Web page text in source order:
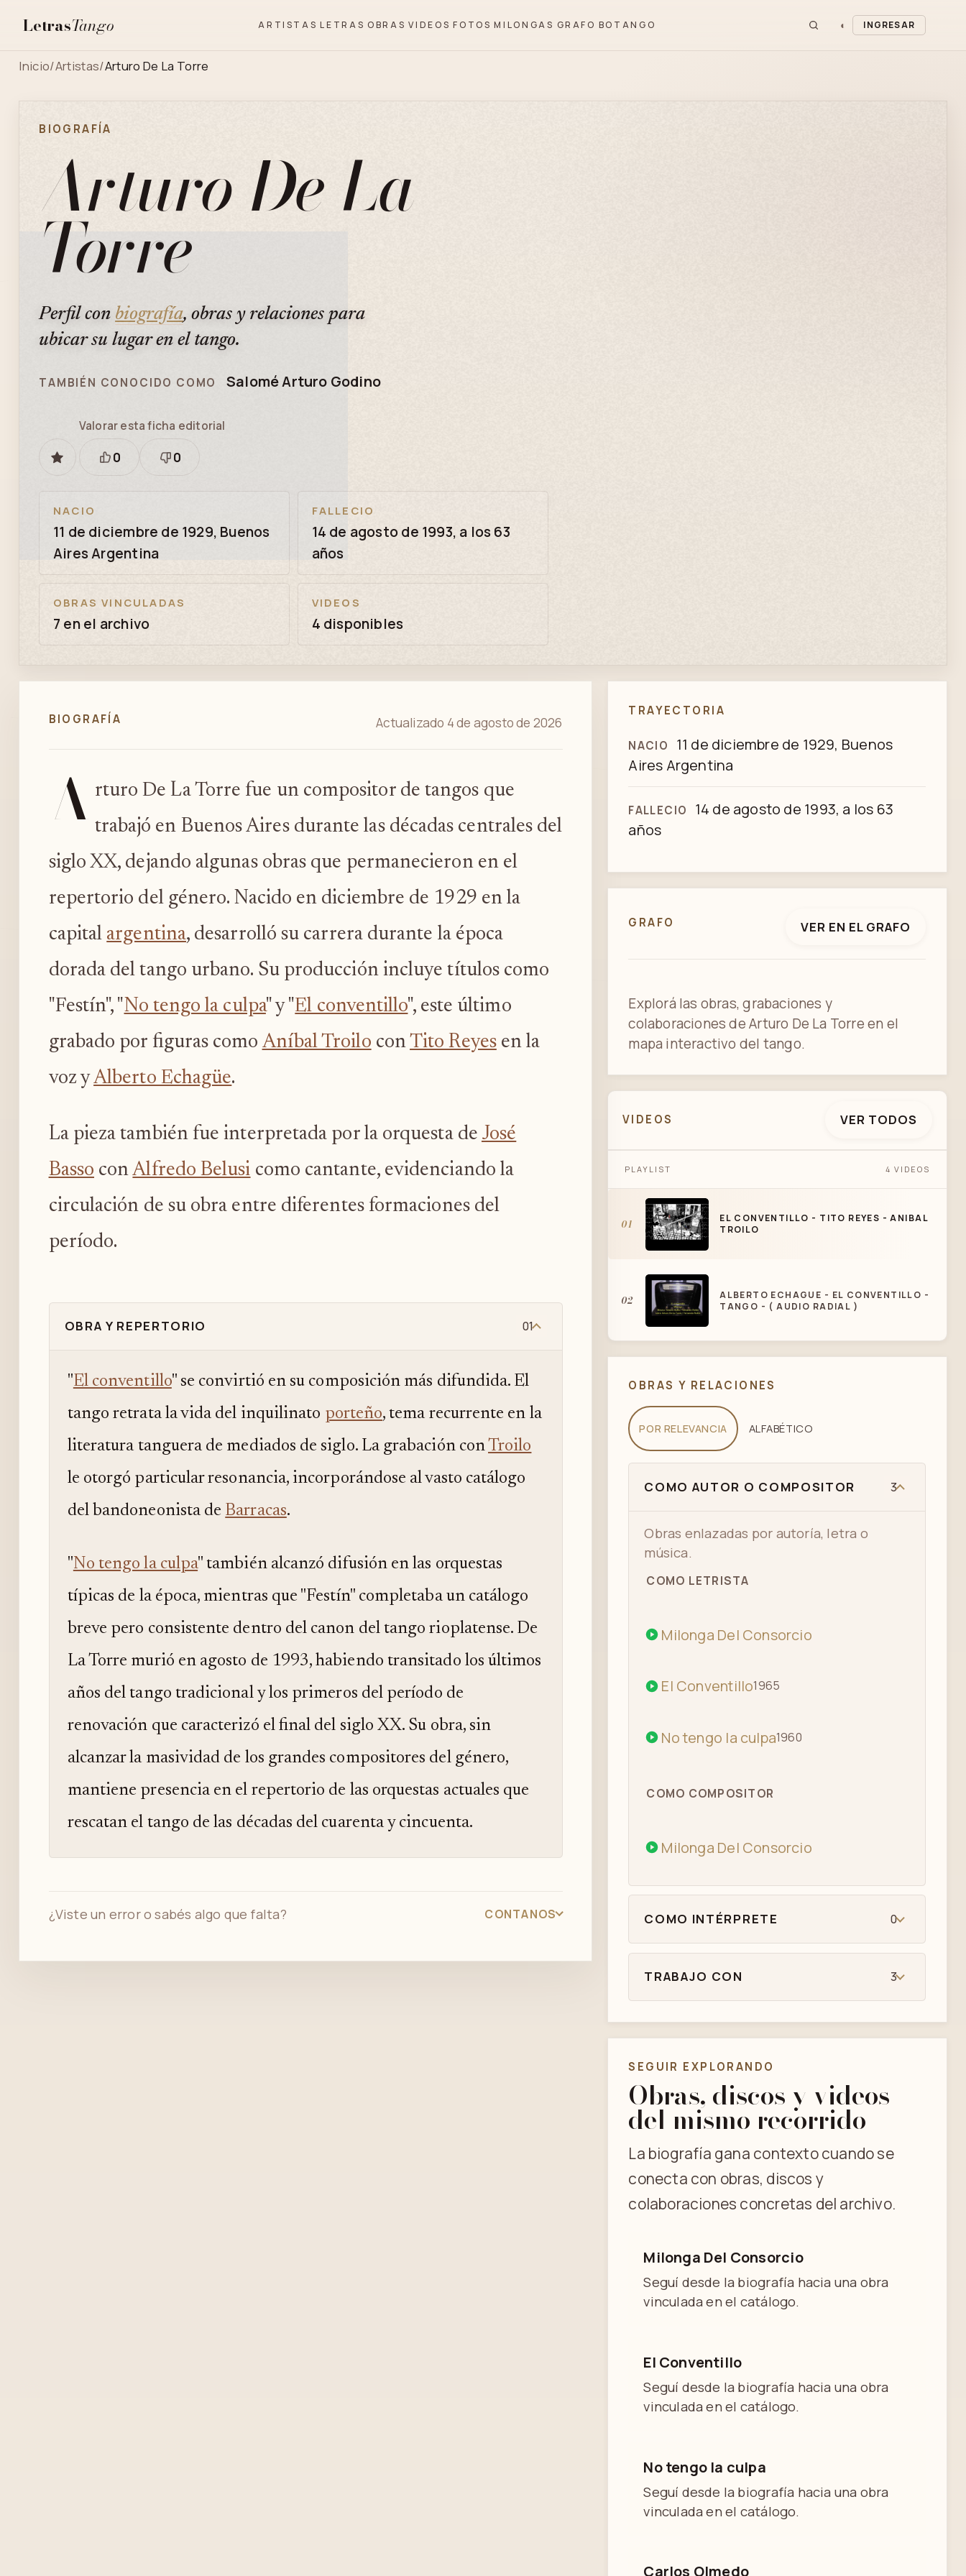
LetrasTango ARTISTAS LETRAS OBRAS VIDEOS FOTOS MILONGAS GRAFO BOTANGO ◐ INGRESAR
Inicio/Artistas/Arturo De La Torre
BIOGRAFÍA
Arturo De La
Torre
Perfil con biografía, obras y relaciones para
ubicar su lugar en el tango.
TAMBIÉN CONOCIDO COMO Salomé Arturo Godino
GUARDAR
Valorar esta ficha editorial
Está
0
Necesita
0
NACIO
11 de diciembre de 1929, Buenos
Aires Argentina
FALLECIO
14 de agosto de 1993, a los 63
años
OBRAS VINCULADAS
7 en el archivo
VIDEOS
4 disponibles
BIOGRAFÍA Actualizado 4 de agosto de 2026
A rturo De La Torre fue un compositor de tangos que
trabajó en Buenos Aires durante las décadas centrales del
siglo XX, dejando algunas obras que permanecieron en el
repertorio del género. Nacido en diciembre de 1929 en la
capital argentina, desarrolló su carrera durante la época
dorada del tango urbano. Su producción incluye títulos como
"Festín", "No tengo la culpa" y "El conventillo", este último
grabado por figuras como Aníbal Troilo conTito Reyesen la
voz yAlberto Echagüe.
La pieza también fue interpretada por la orquesta de José
Basso conAlfredo Belusi como cantante, evidenciando la
circulación de su obra entre diferentes formaciones del
período.
OBRA Y REPERTORIO 01
"El conventillo" se convirtió en su composición más difundida. El
tango retrata la vida del inquilinato porteño, tema recurrente en la
literatura tanguera de mediados de siglo. La grabación conTroilo
le otorgó particular resonancia, incorporándose al vasto catálogo
del bandoneonista de Barracas.
"No tengo la culpa" también alcanzó difusión en las orquestas
típicas de la época, mientras que "Festín" completaba un catálogo
breve pero consistente dentro del canon del tango rioplatense. De
La Torre murió en agosto de 1993, habiendo transitado los últimos
años del tango tradicional y los primeros del período de
renovación que caracterizó el final del siglo XX. Su obra, sin
alcanzar la masividad de los grandes compositores del género,
mantiene presencia en el repertorio de las orquestas actuales que
rescatan el tango de las décadas del cuarenta y cincuenta.
¿Viste un error o sabés algo que falta? CONTANOS
TRAYECTORIA
NACIO
11 de diciembre de 1929, Buenos
Aires Argentina
FALLECIO
14 de agosto de 1993, a los 63
años
GRAFO VER EN EL GRAFO
Explorá las obras, grabaciones y
colaboraciones de Arturo De La Torre en el
mapa interactivo del tango.
VIDEOS VER TODOS
PLAYLIST 4 VIDEOS
01
EL CONVENTILLO - TITO REYES - ANIBAL
TROILO
02
ALBERTO ECHAGUE - EL CONVENTILLO -
TANGO - ( AUDIO RADIAL )
03
04
NO TENGO LA CULPA -(PUGLIESE -
BELUSI)
OBRAS Y RELACIONES
POR RELEVANCIA ALFABÉTICO
COMO AUTOR O COMPOSITOR 3
Obras enlazadas por autoría, letra o
música.
COMO LETRISTA
Milonga Del Consorcio
El Conventillo1965
No tengo la culpa1960
COMO COMPOSITOR
Milonga Del Consorcio
COMO INTÉRPRETE 0
TRABAJO CON 3
SEGUIR EXPLORANDO
Obras, discos y videos
del mismo recorrido
La biografía gana contexto cuando se
conecta con obras, discos y
colaboraciones concretas del archivo.
Milonga Del Consorcio
Seguí desde la biografía hacia una obra
vinculada en el catálogo.
El Conventillo
Seguí desde la biografía hacia una obra
vinculada en el catálogo.
No tengo la culpa
Seguí desde la biografía hacia una obra
vinculada en el catálogo.
Carlos Olmedo